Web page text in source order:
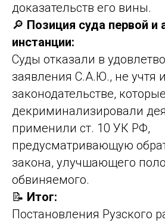
доказательств его вины.
🔎 Позиция суда первой и
инстанции:
Суды отказали в
заявления С.А.Ю., не учтя
законодательстве, которые
декриминализировали
применили ст. 10 УК РФ,
предусматривающую
закона, улучшающего
обвиняемого.
📝 Итог:
Постановления Рузского